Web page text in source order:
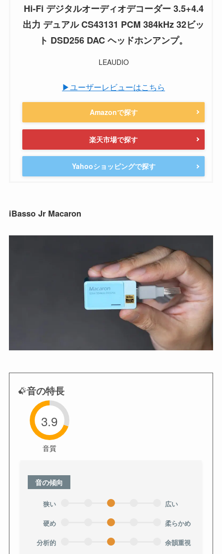
Hi-Fi デジタルオーディオデコーダー 3.5+4.4
出力 デュアル CS43131 PCM 384kHz 32ビッ
ト DSD256 DAC ヘッドホンアンプ。
LEAUDIO
▶ユーザーレビューはこちら
Amazonで探す
楽天市場で探す
Yahooショッピングで探す
iBasso Jr Macaron
音の特長
3.9
音質
音の傾向
狭い 広い
硬め 柔らかめ
分析的 余韻重視